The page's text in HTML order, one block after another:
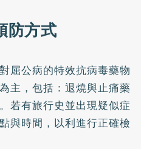
防方式
屈公病的特效抗病毒藥物
主，包括：退燒與止痛藥
若有旅行史並出現疑似症
與時間，以利進行正確檢